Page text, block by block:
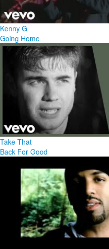
Kenny G
Going Home
Take That
Back For Good